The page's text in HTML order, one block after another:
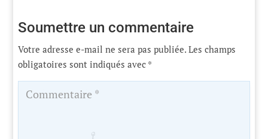
Soumettre un commentaire
Votre adresse e-mail ne sera pas publiée. Les champs
obligatoires sont indiqués avec *